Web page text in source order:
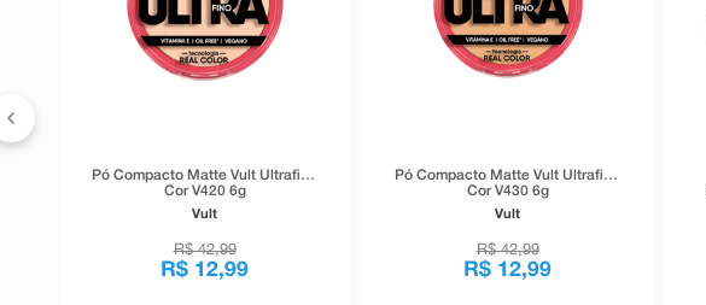
Pó Compacto Matte Vult Ultrafino
Cor V420 6g
Vult
R$ 42,99
R$ 12,99
Pó Compacto Matte Vult Ultrafino
Cor V430 6g
Vult
R$ 42,99
R$ 12,99